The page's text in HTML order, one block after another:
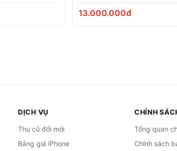
13.000.000đ
DỊCH VỤ
Thu cũ đổi mới
Bảng giá iPhone
CHÍNH
Tổng quan
Chính sách